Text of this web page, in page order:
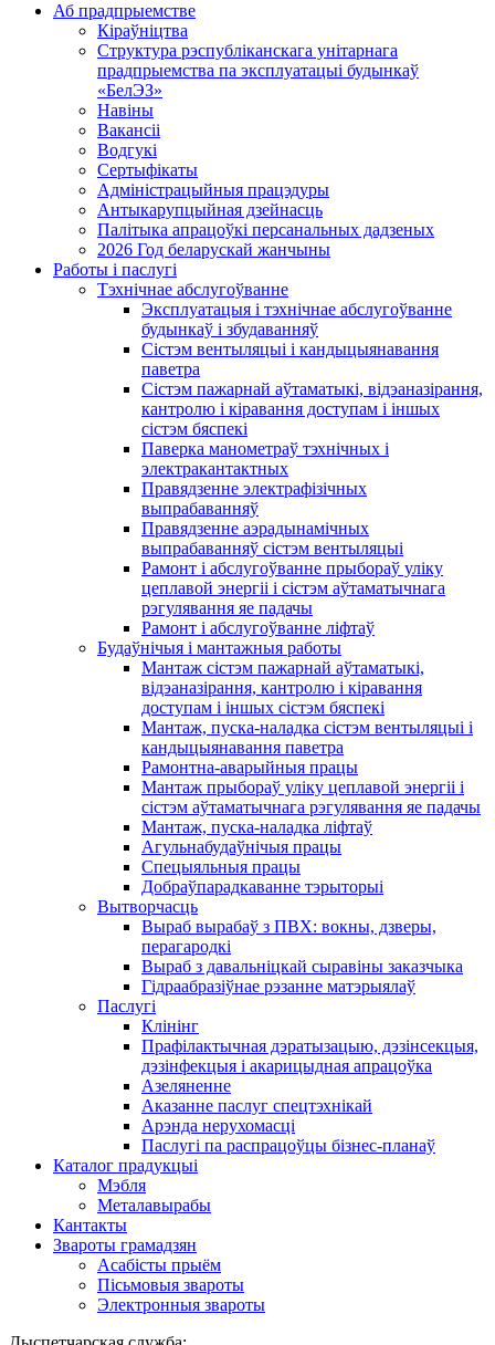
Аб прадпрыемстве
Кіраўніцтва
Структура рэспубліканскага унітарнага
прадпрыемства па эксплуатацыі будынкаў
«БелЭЗ»
Навіны
Вакансіі
Водгукі
Сертыфікаты
Адміністрацыйныя працэдуры
Антыкарупцыйная дзейнасць
Палітыка апрацоўкі персанальных дадзеных
2026 Год беларускай жанчыны
Работы і паслугі
Тэхнічнае абслугоўванне
Эксплуатацыя і тэхнічнае абслугоўванне
будынкаў і збудаванняў
Сістэм вентыляцыі і кандыцыянавання
паветра
Сістэм пажарнай аўтаматыкі, відэаназірання,
кантролю і кіравання доступам і іншых
сістэм бяспекі
Паверка манометраў тэхнічных і
электракантактных
Правядзенне электрафізічных
выпрабаванняў
Правядзенне аэрадынамічных
выпрабаванняў сістэм вентыляцыі
Рамонт і абслугоўванне прыбораў уліку
цеплавой энергіі і сістэм аўтаматычнага
рэгулявання яе падачы
Рамонт і абслугоўванне ліфтаў
Будаўнічыя і мантажныя работы
Мантаж сістэм пажарнай аўтаматыкі,
відэаназірання, кантролю і кіравання
доступам і іншых сістэм бяспекі
Мантаж, пуска-наладка сістэм вентыляцыі і
кандыцыянавання паветра
Рамонтна-аварыйныя працы
Мантаж прыбораў уліку цеплавой энергіі і
сістэм аўтаматычнага рэгулявання яе падачы
Мантаж, пуска-наладка ліфтаў
Агульнабудаўнічыя працы
Спецыяльныя працы
Добраўпарадкаванне тэрыторыі
Вытворчасць
Выраб вырабаў з ПВХ: вокны, дзверы,
перагародкі
Выраб з давальніцкай сыравіны заказчыка
Гідраабразіўнае рэзанне матэрыялаў
Паслугі
Клінінг
Прафілактычная дэратызацыю, дэзiнсекцыя,
дэзінфекцыя і акарицыдная апрацоўка
Азеляненне
Аказанне паслуг спецтэхнікай
Арэнда нерухомасці
Паслугі па распрацоўцы бізнес-планаў
Каталог прадукцыі
Мэбля
Металавырабы
Кантакты
Звароты грамадзян
Асабісты прыём
Пісьмовыя звароты
Электронныя звароты